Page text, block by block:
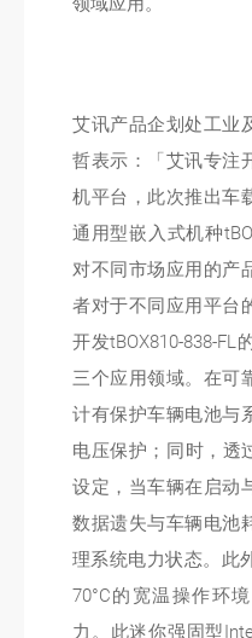
艾讯产品企划处工业
哲表示：「艾讯专注
机平台，此次推出车
通用型嵌入式机种
对不同市场应用的产
者对于不同应用平台
开发tBOX810-838-
三个应用领域。在可
计有保护车辆电池与
电压保护；同时，透
设定，当车辆在启动
数据遗失与车辆电池
理系统电力状态。此
70°C的宽温操作环
力。此迷你强固型